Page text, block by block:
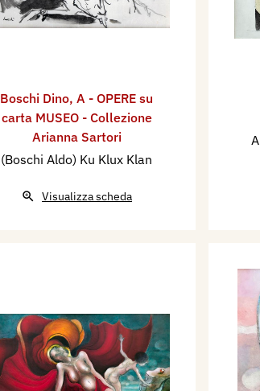
Boschi Dino, A - OPERE su
carta MUSEO - Collezione
Arianna Sartori
(Boschi Aldo) Ku Klux Klan
Visualizza scheda